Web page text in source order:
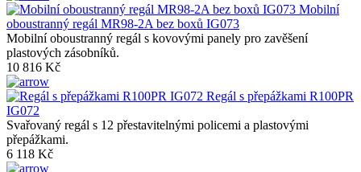
Mobilní
oboustranný regál MR98-2A bez boxů IG073
Mobilní oboustranný regál s kovovými panely pro zavěšení
plastových zásobníků.
10 816 Kč
Regál s přepážkami R100PR
IG072
Svařovaný regál s 12 přestavitelnými policemi a plastovými
přepážkami.
6 118 Kč